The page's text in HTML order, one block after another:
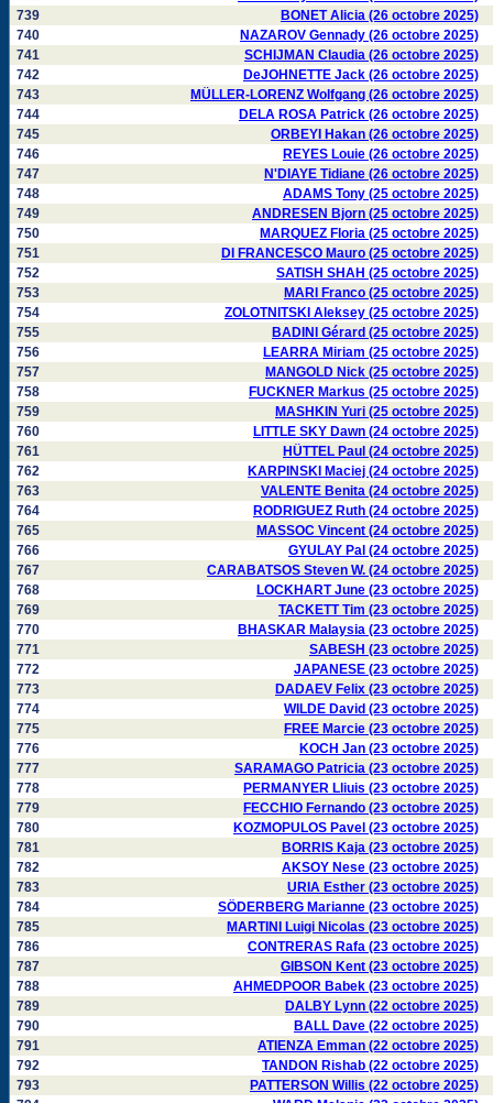
739
BONET Alicia (26 octobre 2025)
740
NAZAROV Gennady (26 octobre 2025)
741
SCHIJMAN Claudia (26 octobre 2025)
742
DeJOHNETTE Jack (26 octobre 2025)
743
MÜLLER-LORENZ Wolfgang (26 octobre 2025)
744
DELA ROSA Patrick (26 octobre 2025)
745
ORBEYI Hakan (26 octobre 2025)
746
REYES Louie (26 octobre 2025)
747
N'DIAYE Tidiane (26 octobre 2025)
748
ADAMS Tony (25 octobre 2025)
749
ANDRESEN Bjorn (25 octobre 2025)
750
MARQUEZ Floria (25 octobre 2025)
751
DI FRANCESCO Mauro (25 octobre 2025)
752
SATISH SHAH (25 octobre 2025)
753
MARI Franco (25 octobre 2025)
754
ZOLOTNITSKI Aleksey (25 octobre 2025)
755
BADINI Gérard (25 octobre 2025)
756
LEARRA Miriam (25 octobre 2025)
757
MANGOLD Nick (25 octobre 2025)
758
FUCKNER Markus (25 octobre 2025)
759
MASHKIN Yuri (25 octobre 2025)
760
LITTLE SKY Dawn (24 octobre 2025)
761
HÜTTEL Paul (24 octobre 2025)
762
KARPINSKI Maciej (24 octobre 2025)
763
VALENTE Benita (24 octobre 2025)
764
RODRIGUEZ Ruth (24 octobre 2025)
765
MASSOC Vincent (24 octobre 2025)
766
GYULAY Pal (24 octobre 2025)
767
CARABATSOS Steven W. (24 octobre 2025)
768
LOCKHART June (23 octobre 2025)
769
TACKETT Tim (23 octobre 2025)
770
BHASKAR Malaysia (23 octobre 2025)
771
SABESH (23 octobre 2025)
772
JAPANESE (23 octobre 2025)
773
DADAEV Felix (23 octobre 2025)
774
WILDE David (23 octobre 2025)
775
FREE Marcie (23 octobre 2025)
776
KOCH Jan (23 octobre 2025)
777
SARAMAGO Patricia (23 octobre 2025)
778
PERMANYER Lliuis (23 octobre 2025)
779
FECCHIO Fernando (23 octobre 2025)
780
KOZMOPULOS Pavel (23 octobre 2025)
781
BORRIS Kaja (23 octobre 2025)
782
AKSOY Nese (23 octobre 2025)
783
URIA Esther (23 octobre 2025)
784
SÖDERBERG Marianne (23 octobre 2025)
785
MARTINI Luigi Nicolas (23 octobre 2025)
786
CONTRERAS Rafa (23 octobre 2025)
787
GIBSON Kent (23 octobre 2025)
788
AHMEDPOOR Babek (23 octobre 2025)
789
DALBY Lynn (22 octobre 2025)
790
BALL Dave (22 octobre 2025)
791
ATIENZA Emman (22 octobre 2025)
792
TANDON Rishab (22 octobre 2025)
793
PATTERSON Willis (22 octobre 2025)